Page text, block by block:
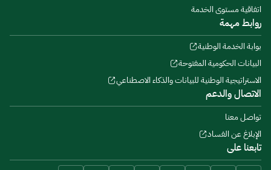
اتفاقية مستوى الخدمة
روابط مهمة
بوابة الخدمة الوطنية
البيانات الحكومية المفتوحة
الاستراتيجية الوطنية للبيانات والذكاء الاصطناعي
الاتصال والدعم
تواصل معنا
الإبلاغ عن الفساد
تابعنا على